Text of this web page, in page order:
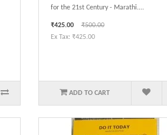
for the 21st Century - Marathi....
₹425.00
₹500.00
Ex Tax: ₹425.00
ADD TO CART